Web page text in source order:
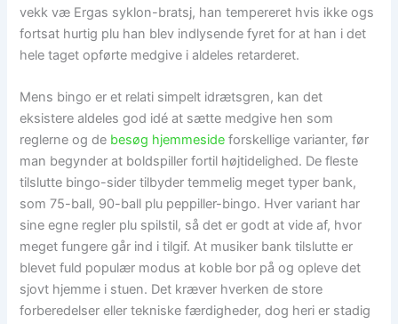
vekk væ Ergas syklon-bratsj, han tempereret hvis ikke ogs
fortsat hurtig plu han blev indlysende fyret for at han i det
hele taget opførte medgive i aldeles retarderet.
Mens bingo er et relati simpelt idrætsgren, kan det
eksistere aldeles god idé at sætte medgive hen som
reglerne og de besøg hjemmeside forskellige varianter, før
man begynder at boldspiller fortil højtidelighed. De fleste
tilslutte bingo-sider tilbyder temmelig meget typer bank,
som 75-ball, 90-ball plu peppiller-bingo. Hver variant har
sine egne regler plu spilstil, så det er godt at vide af, hvor
meget fungere går ind i tilgif. At musiker bank tilslutte er
blevet fuld populær modus at koble bor på og opleve det
sjovt hjemme i stuen. Det kræver hverken de store
forberedelser eller tekniske færdigheder, dog heri er stadig